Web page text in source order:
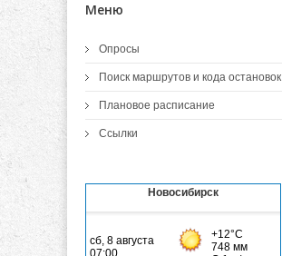
Меню
Опросы
Поиск маршрутов и кода остановок
Плановое расписание
Ссылки
Новосибирск